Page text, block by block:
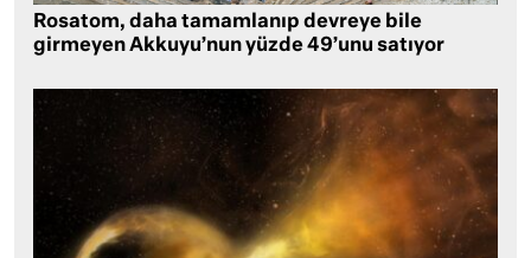
Rosatom, daha tamamlanıp devreye bile
girmeyen Akkuyu’nun yüzde 49’unu satıyor